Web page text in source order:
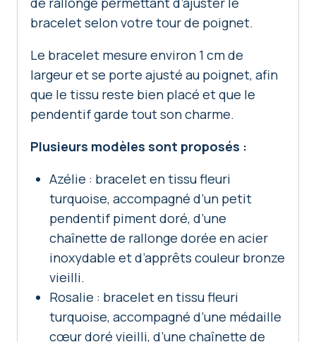
bracelet selon votre tour de poignet.
Le bracelet mesure environ 1 cm de
largeur et se porte ajusté au poignet, afin
que le tissu reste bien placé et que le
pendentif garde tout son charme.
Plusieurs modèles sont proposés :
Azélie : bracelet en tissu fleuri
turquoise, accompagné d’un petit
pendentif piment doré, d’une
chaînette de rallonge dorée en acier
inoxydable et d’apprêts couleur bronze
vieilli.
Rosalie : bracelet en tissu fleuri
turquoise, accompagné d’une médaille
cœur doré vieilli, d’une chaînette de